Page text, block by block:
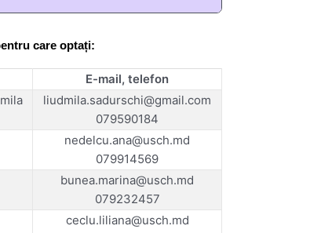
care optați:
E-mail, telefon
liudmila.sadurschi@gmail.com
079590184
nedelcu.ana@usch.md
079914569
bunea.marina@usch.md
079232457
ceclu.liliana@usch.md